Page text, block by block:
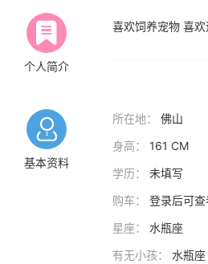
个人简介
喜欢饲养宠物 喜
基本资料
所在地：
佛山
身高：
161 CM
学历：
未填写
购车：
登录后可查
星座：
水瓶座
有无小孩：
水瓶座